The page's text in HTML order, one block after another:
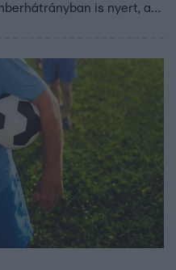
is nyert, a